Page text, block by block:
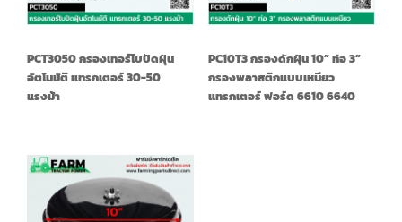
PCT3050 กรองเทอร์โบปัดฝุ่น
อัตโนมัติ แทรกเตอร์ 30-50
แรงม้า
PC10T3 กรองดักฝุ่น 10” ท่อ 3”
กรองพลาสติกแบบเหนียว
แทรกเตอร์ ฟอร์ด 6610 6640